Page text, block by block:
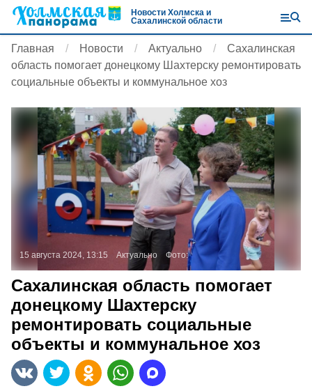
Новости Холмска и
Сахалинской области
Главная Новости Актуально
Сахалинская
область помогает донецкому Шахтерску ремонтировать
социальные объекты и коммунальное хоз
15 августа 2024, 13:15 Актуально Фото:
Сахалинская область помогает
донецкому Шахтерску
ремонтировать социальные
объекты и коммунальное хоз